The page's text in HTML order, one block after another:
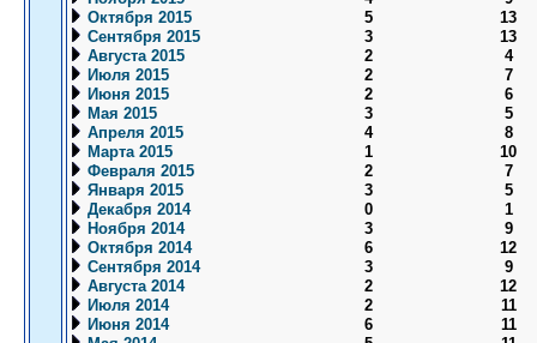
Октября 2015
5
13
Сентября 2015
3
13
Августа 2015
2
4
Июля 2015
2
7
Июня 2015
2
6
Мая 2015
3
5
Апреля 2015
4
8
Марта 2015
1
10
Февраля 2015
2
7
Января 2015
3
5
Декабря 2014
0
1
Ноября 2014
3
9
Октября 2014
6
12
Сентября 2014
3
9
Августа 2014
2
12
Июля 2014
2
11
Июня 2014
6
11